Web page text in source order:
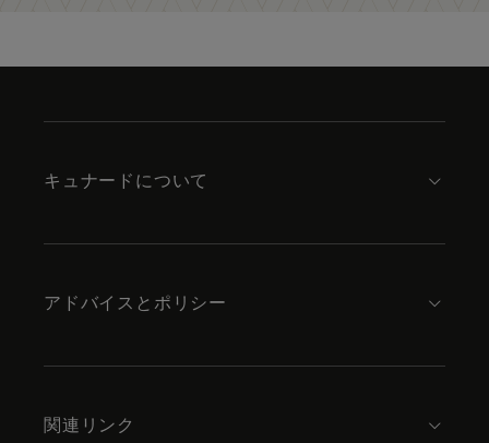
キュナードについて
アドバイスとポリシー
関連リンク